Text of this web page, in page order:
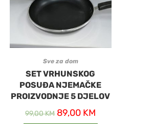
Sve za dom
SET VRHUNSKOG
POSUĐA NJEMAČKE
PROIZVODNJE 5 DJELOV
99,00KM 89,00 KM